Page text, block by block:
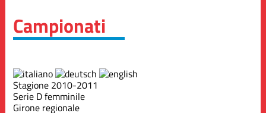
Campionati
Stagione 2010-2011
Serie D femminile
Girone regionale